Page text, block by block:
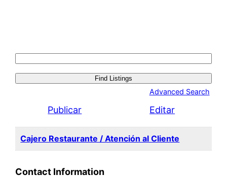
Search
for:
Advanced Search
Publicar Editar
Cajero Restaurante / Atención al Cliente
Contact Information